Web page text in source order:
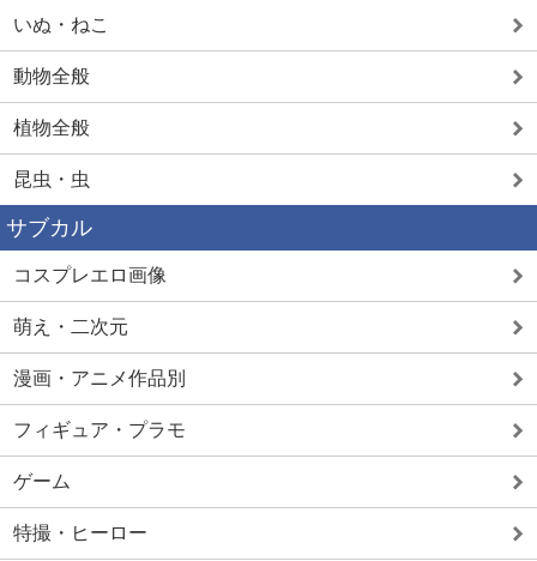
いぬ・ねこ
動物全般
植物全般
昆虫・虫
サブカル
コスプレエロ画像
萌え・二次元
漫画・アニメ作品別
フィギュア・プラモ
ゲーム
特撮・ヒーロー